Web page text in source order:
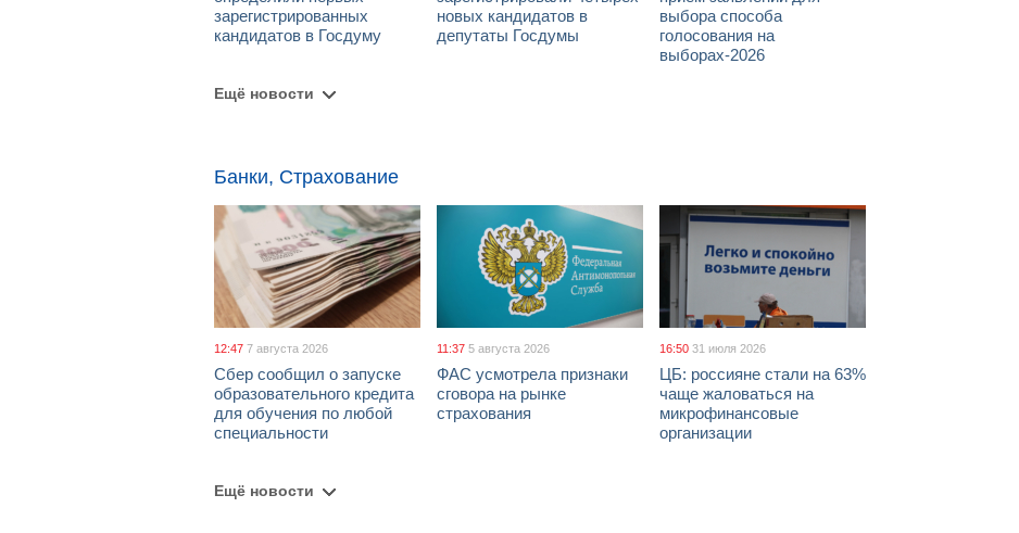
зарегистрированных
кандидатов в Госдуму
новых кандидатов в
депутаты Госдумы
выбора способа
голосования на
выборах-2026
Ещё новости
Банки, Страхование
12:47 7 августа 2026
Сбер сообщил о запуске
образовательного кредита
для обучения по любой
специальности
11:37 5 августа 2026
ФАС усмотрела признаки
сговора на рынке
страхования
16:50 31 июля 2026
ЦБ: россияне стали на 63%
чаще жаловаться на
микрофинансовые
организации
Ещё новости